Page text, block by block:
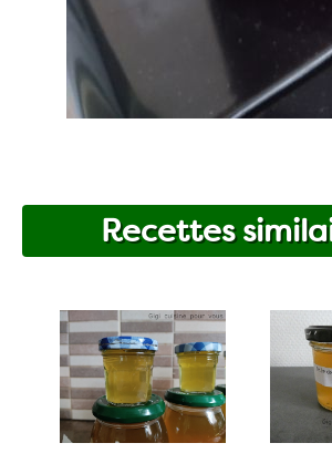
Recettes